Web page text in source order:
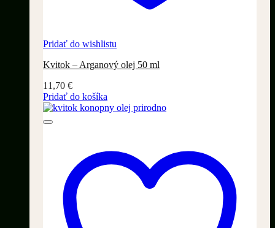
Pridať do wishlistu
Kvitok – Arganový olej 50 ml
11,70 €
Pridať do košíka